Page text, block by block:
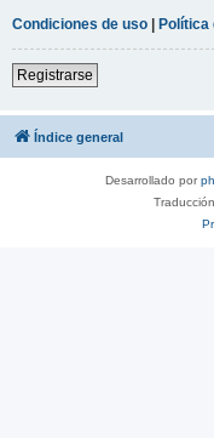
Condiciones de uso | Política
Registrarse
Índice general
Desarrollado por